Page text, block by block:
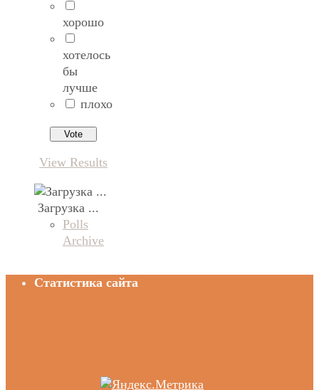
хорошо
хотелось
бы
лучше
плохо
View Results
Загрузка ...
Polls
Archive
Статистика сайта